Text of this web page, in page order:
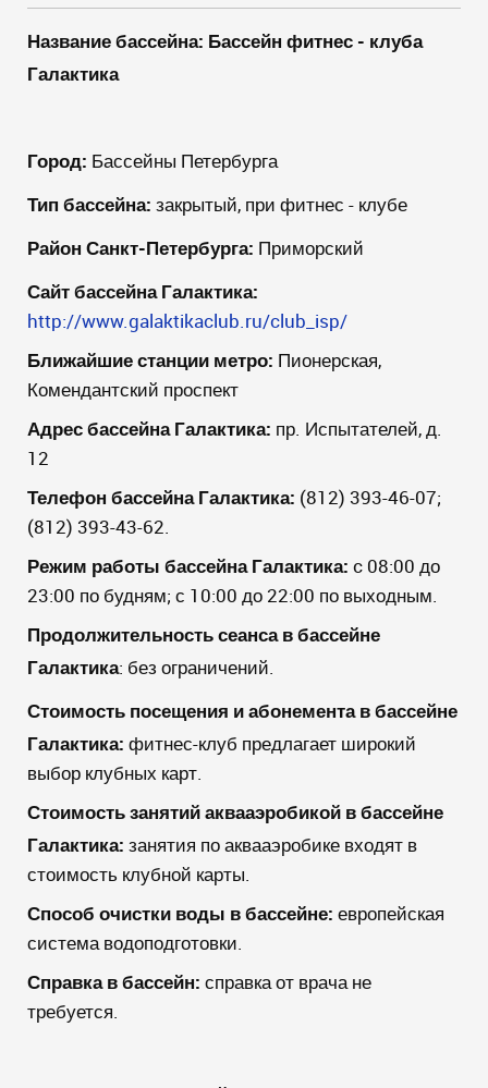
Название бассейна: Бассейн фитнес - клуба
Галактика
Город: Бассейны Петербурга
Тип бассейна: закрытый, при фитнес - клубе
Район Санкт-Петербурга: Приморский
Сайт бассейна Галактика:
http://www.galaktikaclub.ru/club_isp/
Ближайшие станции метро: Пионерская,
Комендантский проспект
Адрес бассейна Галактика: пр. Испытателей, д.
12
Телефон бассейна Галактика: (812) 393-46-07;
(812) 393-43-62.
Режим работы бассейна Галактика: c 08:00 до
23:00 по будням; с 10:00 до 22:00 по выходным.
Продолжительность сеанса в бассейне
Галактика: без ограничений.
Стоимость посещения и абонемента в бассейне
Галактика: фитнес-клуб предлагает широкий
выбор клубных карт.
Стоимость занятий аквааэробикой в бассейне
Галактика: занятия по аквааэробике входят в
стоимость клубной карты.
Способ очистки воды в бассейне: европейская
система водоподготовки.
Справка в бассейн: справка от врача не
требуется.